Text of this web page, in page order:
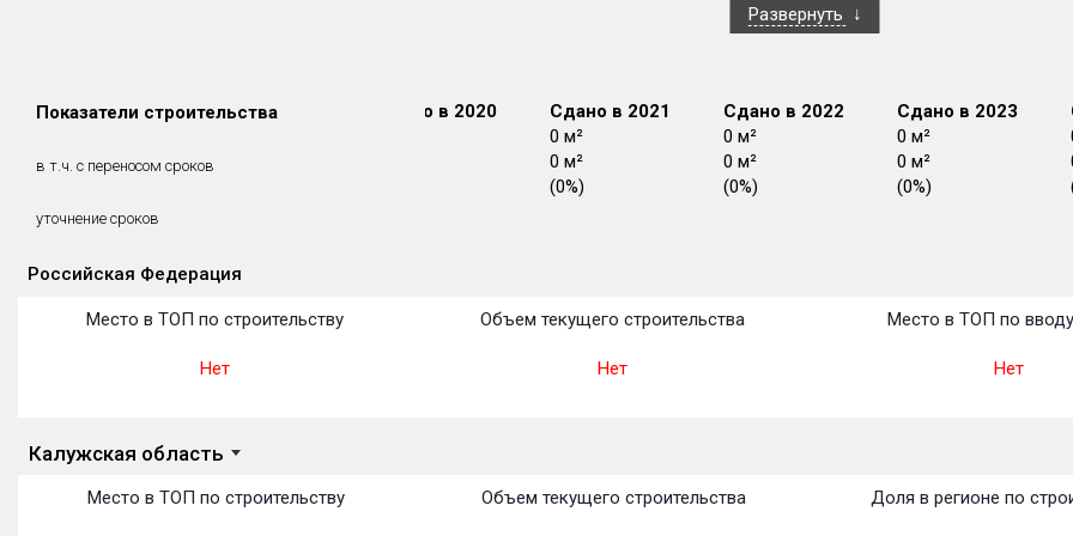
Развернуть
Показатели строительства
в т.ч. с переносом сроков
уточнение сроков
Сдано в 2018
0 м²
Сдано в 2019
0 м²
Сдано в 2020
Сдано в 2021
0 м²
0 м²
(0%)
Сдано в 2022
0 м²
0 м²
(0%)
Сдано в 2023
0 м²
0 м²
(0%)
Российская Федерация
Место в ТОП по строительству
Нет
Объем текущего строительства
Нет
Место в ТОП по
Нет
Калужская область
Место в ТОП по строительству Объем текущего строительства Доля в регионе по